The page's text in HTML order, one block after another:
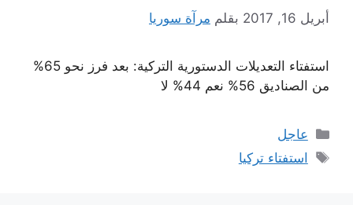
أبريل 16, 2017 بقلم مرآة سوريا
استفتاء التعديلات الدستورية التركية: بعد فرز نحو 65%
من الصناديق 56% نعم 44% لا
التصنيفات
عاجل
الوسوم
استفتاء تركيا